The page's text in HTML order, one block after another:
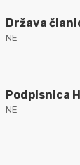
Država
NE
Podpisnica
NE